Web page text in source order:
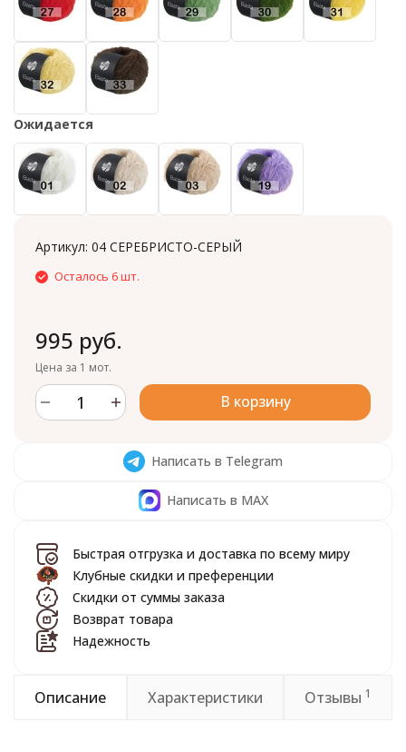
Ожидается
Артикул: 04 СЕРЕБРИСТО-СЕРЫЙ
Осталось 6 шт.
995 руб.
Цена за 1 мот.
В корзину
Написать в Telegram
Написать в MAX
Быстрая отгрузка и доставка по всему миру
Клубные скидки и преференции
Скидки от суммы заказа
Возврат товара
Надежность
Описание Характеристики Отзывы 1